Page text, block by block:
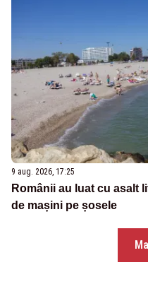
9 aug. 2026, 17:25
Românii au luat cu asalt
de mașini pe șosele